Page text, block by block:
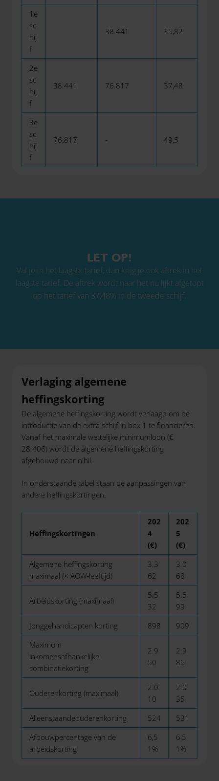
1e
sc
hij
f
38.441 35,82
2e
sc
hij
f
38.441 76.817 37,48
3e
sc
hij
f
76.817 - 49,5
LET OP!
Val je in het laagste tarief, dan krijg je ook aftrek in het
laagste tarief. De aftrek wordt naar het nu lijkt afgetopt
op het tarief van 37,48% in de tweede schijf.
Verlaging algemene
heffingskorting
De algemene heffingskorting wordt verlaagd om de
introductie van de extra schijf in box 1 te financieren.
Vanaf het maximale wettelijke minimumloon (€
28.406) wordt de algemene heffingskorting
afgebouwd naar nihil.
In onderstaande tabel staan de aanpassingen van
andere heffingskortingen:
Heffingskortingen
202
4
(€)
202
5
(€)
Algemene heffingskorting
maximaal (< AOW-leeftijd)
3.3
62
3.0
68
Arbeidskorting (maximaal)
5.5
32
5.5
99
Jonggehandicapten korting
898
909
Maximum
inkomensafhankelijke
combinatiekorting
2.9
50
2.9
86
Ouderenkorting (maximaal)
2.0
10
2.0
35
Alleenstaandeouderenkorting
524
531
Afbouwpercentage van de
arbeidskorting
6,5
1%
6,5
1%